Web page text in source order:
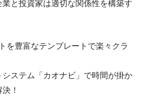
業と投資家は適切な関係性を構築す
を豊富なテンプレートで楽々クラ
ステム「カオナビ」で時間が掛か
！